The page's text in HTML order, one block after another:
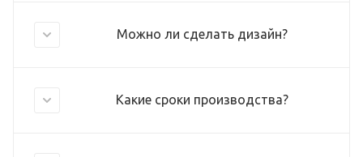
Можно ли сделать дизайн?
Какие сроки производства?